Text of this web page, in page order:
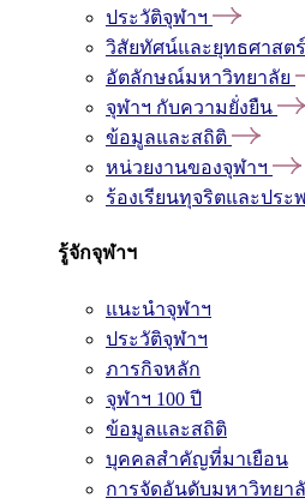
ประวัติจุฬาฯ
วิสัยทัศน์และยุทธศาสตร์
อัตลักษณ์มหาวิทยาลัย
จุฬาฯ กับความยั่งยืน
ข้อมูลและสถิติ
หน่วยงานของจุฬาฯ
ร้องเรียนทุจริตและปร
รู้จักจุฬาฯ
แนะนำจุฬาฯ
ประวัติจุฬาฯ
ภารกิจหลัก
จุฬาฯ 100 ปี
ข้อมูลและสถิติ
บุคคลสำคัญที่มาเยือน
การจัดอันดับมหาวิทยา